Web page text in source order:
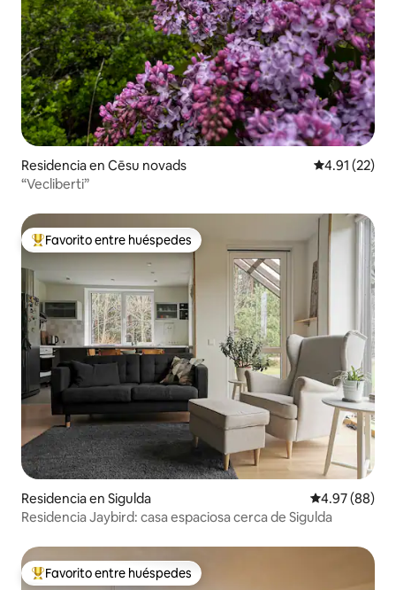
Residencia en Cēsu novads Calificación
4.91 (22)
“Vecliberti”
De los mejores en Favorito entre huéspedes
Favorito entre huéspedes
Residencia en Sigulda Calificación
4.97 (88)
Residencia Jaybird: casa espaciosa cerca de Sigulda
De los mejores en Favorito entre huéspedes
Favorito entre huéspedes